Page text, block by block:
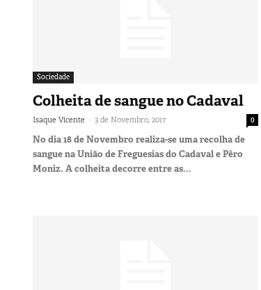
Sociedade
Colheita de sangue no Cadaval
Isaque Vicente - 3 de Novembro, 2017 0
No dia 18 de Novembro realiza-se uma recolha de
sangue na União de Freguesias do Cadaval e Pêro
Moniz. A colheita decorre entre as...